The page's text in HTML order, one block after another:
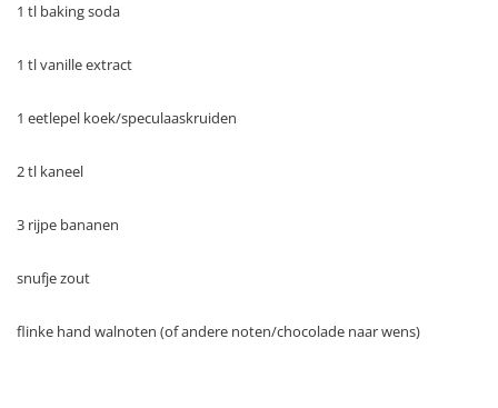
1 tl baking soda
1 tl vanille extract
1 eetlepel koek/speculaaskruiden
2 tl kaneel
3 rijpe bananen
snufje zout
flinke hand walnoten (of andere noten/chocolade naar wens)